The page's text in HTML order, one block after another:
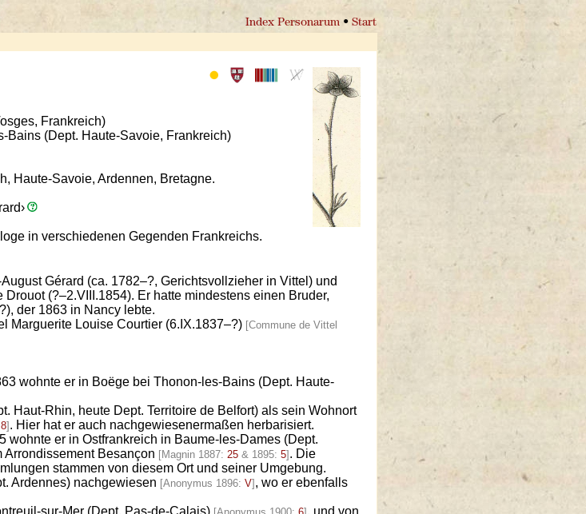
Index Personarum • Start
Frankreich)
Bains (Dept. Haute-Savoie, Frankreich)
Haute-Savoie, Ardennen, Bretagne.
in verschiedenen Gegenden Frankreichs.
Gérard (ca. 1782–?, Gerichtsvollzieher in Vittel) und
(?–2.VIII.1854). Er hatte mindestens einen Bruder,
der 1863 in Nancy lebte.
Marguerite Louise Courtier (6.IX.1837–?) [Commune de Vittel
wohnte er in Boëge bei Thonon-les-Bains (Dept. Haute-
Haut-Rhin, heute Dept. Territoire de Belfort) als sein Wohnort
8] . Hier hat er auch nachgewiesenermaßen herbarisiert.
wohnte er in Ostfrankreich in Baume-les-Dames (Dept.
Arrondissement Besançon [Magnin 1887: 25 & 1895: 5] . Die
stammen von diesem Ort und seiner Umgebung.
Ardennes) nachgewiesen [Anonymus 1896: V] , wo er ebenfalls